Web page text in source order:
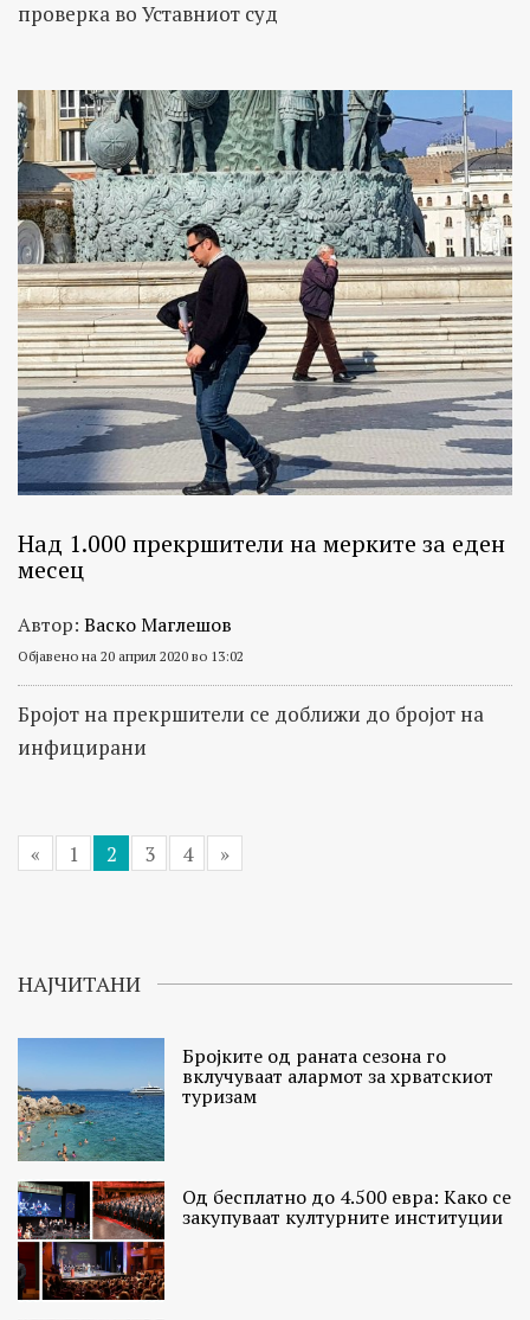
проверка во Уставниот суд
Над 1.000 прекршители на мерките за еден
месец
Автор: Васко Маглешов
Објавено на 20 април 2020 во 13:02
Бројот на прекршители се доближи до бројот на
инфицирани
« 1 2 3 4 »
НАЈЧИТАНИ
Бројките од раната сезона го
вклучуваат алармот за хрватскиот
туризам
Од бесплатно до 4.500 евра: Како се
закупуваат културните институции